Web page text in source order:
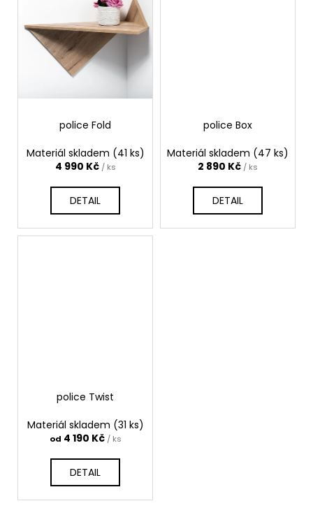
police Fold
Materiál skladem (41 ks)
4 990 Kč / ks
DETAIL
police Box
Materiál skladem (47 ks)
2 890 Kč / ks
DETAIL
police Twist
Materiál skladem (31 ks)
od 4 190 Kč / ks
DETAIL